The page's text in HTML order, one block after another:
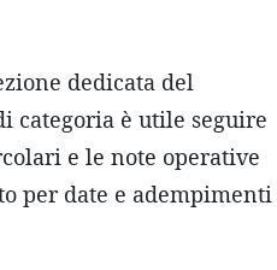
dedicata del
categoria è utile seguire
e le note operative
per date e adempimenti